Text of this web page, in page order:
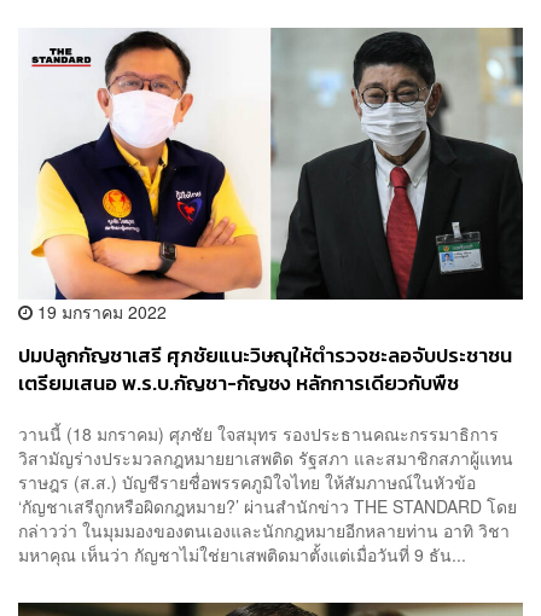
19 มกราคม 2022
ปมปลูกกัญชาเสรี ศุภชัยแนะวิษณุให้ตำรวจชะลอจับประชาชน
เตรียมเสนอ พ.ร.บ.กัญชา-กัญชง หลักการเดียวกับพืช
วานนี้ (18 มกราคม) ศุภชัย ใจสมุทร รองประธานคณะกรรมาธิการ
วิสามัญร่างประมวลกฎหมายยาเสพติด รัฐสภา และสมาชิกสภาผู้แทน
ราษฎร (ส.ส.) บัญชีรายชื่อพรรคภูมิใจไทย ให้สัมภาษณ์ในหัวข้อ
‘กัญชาเสรีถูกหรือผิดกฎหมาย?’ ผ่านสำนักข่าว THE STANDARD โดย
กล่าวว่า ในมุมมองของตนเองและนักกฎหมายอีกหลายท่าน อาทิ วิชา
มหาคุณ เห็นว่า กัญชาไม่ใช่ยาเสพติดมาตั้งแต่เมื่อวันที่ 9 ธัน...